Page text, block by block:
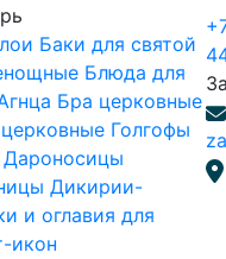
Баки для святой
Блюда для
Бра церковные
Голгофы
Дароносицы
Дикирии-
и оглавия для
икон